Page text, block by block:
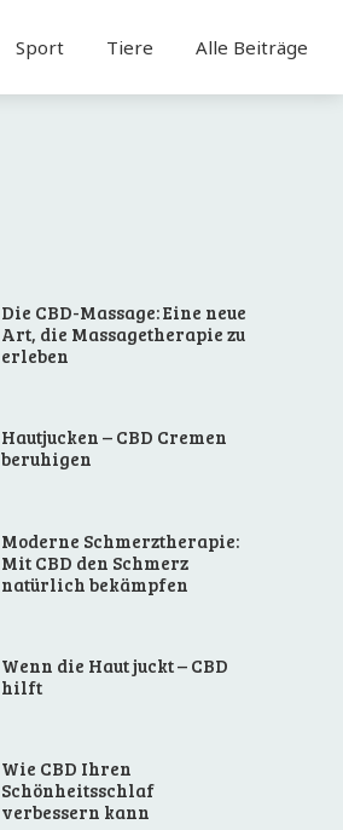
Sport Tiere Alle Beiträge
Die CBD-Massage: Eine neue
Art, die Massagetherapie zu
erleben
Hautjucken – CBD Cremen
beruhigen
Moderne Schmerztherapie:
Mit CBD den Schmerz
natürlich bekämpfen
Wenn die Haut juckt – CBD
hilft
Wie CBD Ihren
Schönheitsschlaf
verbessern kann